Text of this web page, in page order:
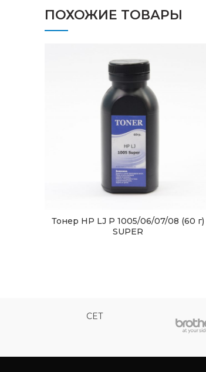
ПОХОЖИЕ ТОВАРЫ
Тонер HP LJ P 1005/06/07/08 (60 г)
SUPER
CET